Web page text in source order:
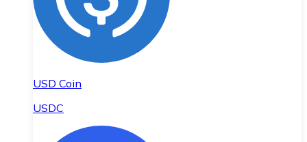
USD Coin
USDC